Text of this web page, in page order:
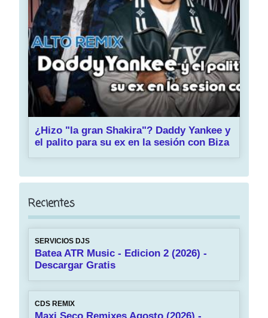
¿Hizo "la gran Shakira"? Daddy Yankee y
el palito para su ex en la sesión con Biza
Recientes
SERVICIOS DJS
Batea ATR Music - Edicion 2 (2026) -
Descargar Gratis
CDS REMIX
Maxi Seco Remixes Agosto (2026) -